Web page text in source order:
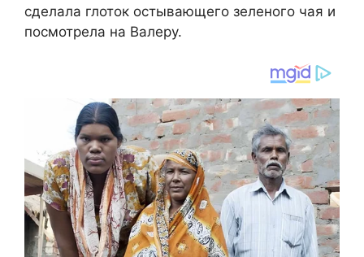
сделала глоток остывающего зеленого чая и
посмотрела на Валеру.